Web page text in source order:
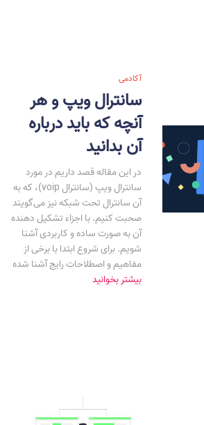
آکادمی
سانترال ویپ و هر
آنچه که باید درباره
آن بدانید
در این مقاله قصد داریم در مورد
سانترال ویپ (سانترال voip)، که به
آن سانترال تحت شبکه نیز می‌گویند
صحبت کنیم. با اجزاء تشکیل دهنده
آن به صورت ساده و کاربردی آشنا
شویم. برای شروع ابتدا با برخی از
مفاهیم و اصطلاحات رایج آشنا شده
بیشتر بخوانید